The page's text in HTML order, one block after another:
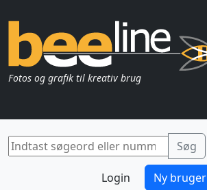
Fotos og grafik til kreativ brug
Login Ny bruger